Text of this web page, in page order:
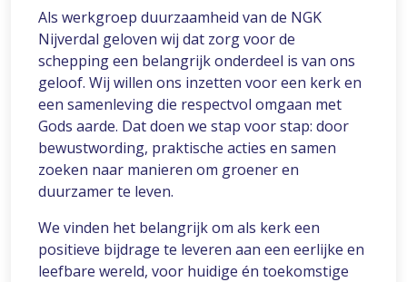
Als werkgroep duurzaamheid van de NGK
Nijverdal geloven wij dat zorg voor de
schepping een belangrijk onderdeel is van ons
geloof. Wij willen ons inzetten voor een kerk en
een samenleving die respectvol omgaan met
Gods aarde. Dat doen we stap voor stap: door
bewustwording, praktische acties en samen
zoeken naar manieren om groener en
duurzamer te leven.
We vinden het belangrijk om als kerk een
positieve bijdrage te leveren aan een eerlijke en
leefbare wereld, voor huidige én toekomstige